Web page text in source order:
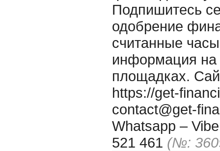
Подпишитесь
одобрение
считанные
информация
площадках.
https://get-
contact@get-
Whatsapp –
521 461 (№: